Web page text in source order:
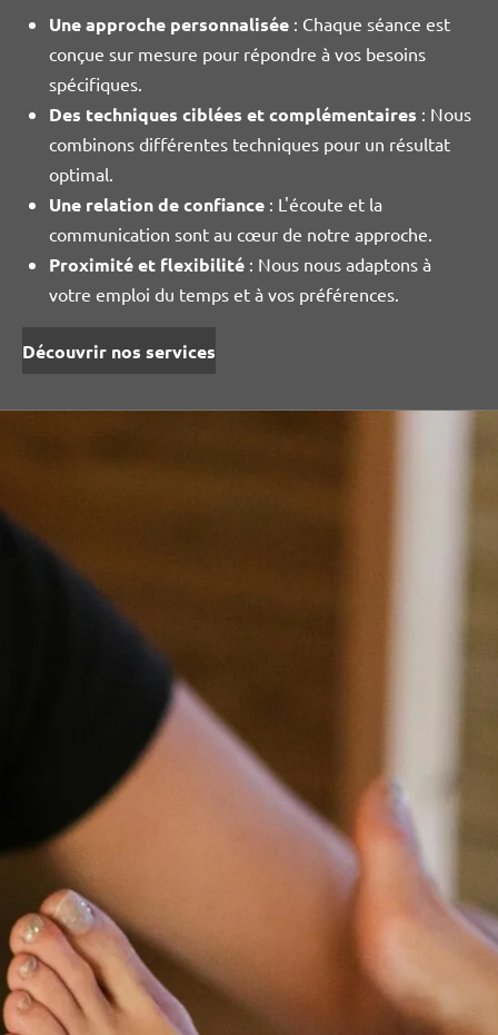
Une approche personnalisée : Chaque séance est
conçue sur mesure pour répondre à vos besoins
spécifiques.
Des techniques ciblées et complémentaires : Nous
combinons différentes techniques pour un résultat
optimal.
Une relation de confiance : L'écoute et la
communication sont au cœur de notre approche.
Proximité et flexibilité : Nous nous adaptons à
votre emploi du temps et à vos préférences.
Découvrir nos services